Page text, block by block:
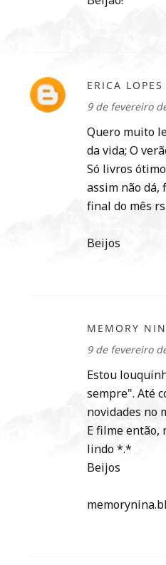
ERICA LOPES
9 de fevereiro
Quero muito
da vida; O
Só livros
assim não dá,
final do mês rs
Beijos
MEMORY
9 de fevereiro
Estou
sempre". Até
novidades no
E filme então,
lindo *.*
Beijos